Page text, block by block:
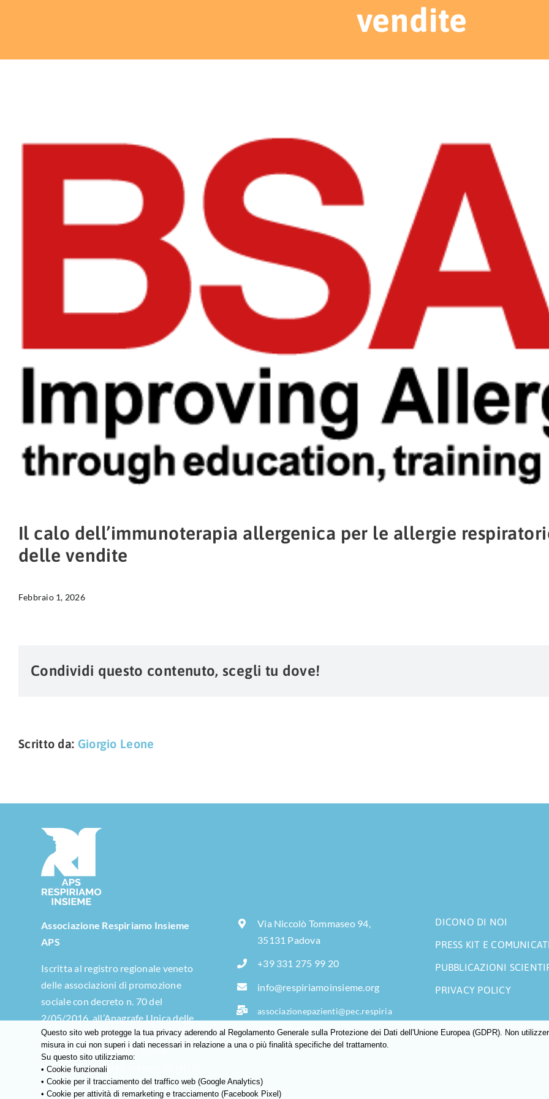
vendite
immagine
Il calo dell’immunoterapia allergenica per le allergie
delle vendite
Febbraio 1, 2026
Condividi questo contenuto, scegli tu dove!
Scritto da: Giorgio Leone
Associazione Respiriamo Insieme
APS
Iscritta al registro regionale veneto
delle associazioni di promozione
sociale con decreto n. 70 del
2/05/2016, all’Anagrafe Unica delle
Onlus dal 04/07/2017e e dal
21.10.2022 al Registro Unico
Nazionale del Terzo Settore (RUNTS)
n. 58107. C.F. 93050930259
Via Niccolò Tommaseo 94,
35131 Padova
+39 331 275 99 20
info@respiriamoinsieme.org
associazionepazienti@pec.respiria
moinsieme.org
DICONO DI NOI
PRESS KIT E
PUBBLICAZIONI
PRIVACY POLICY
Questo sito web protegge la tua privacy aderendo al Regolamento Generale sulla Protezione dei Dati dell'Unione Europea (GDPR). Non
misura in cui non superi i dati necessari in relazione a una o più finalità specifiche del trattamento.
Su questo sito utilizziamo:
• Cookie funzionali
• Cookie per il tracciamento del traffico web (Google Analytics)
• Cookie per attività di remarketing e tracciamento (Facebook Pixel)